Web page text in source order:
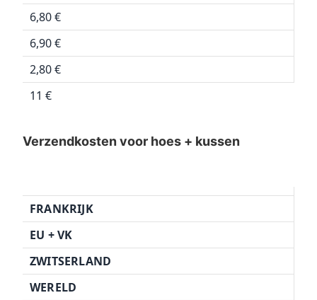
6,80 €
6,90 €
2,80 €
11 €
Verzendkosten voor hoes + kussen
FRANKRIJK
EU + VK
ZWITSERLAND
WERELD